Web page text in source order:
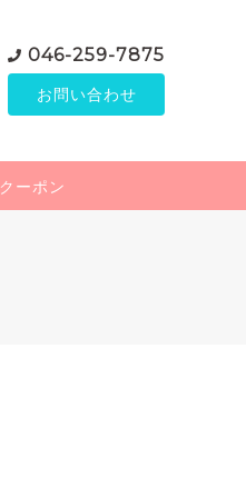
046-259-7875
お問い合わせ
クーポン